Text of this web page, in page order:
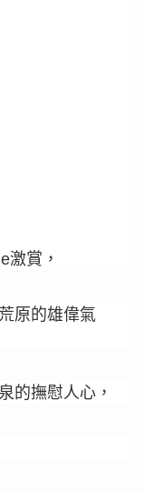
激賞，
原的雄偉氣
的撫慰人心，